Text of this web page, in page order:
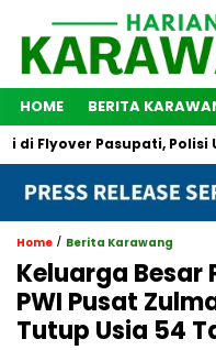
HOME BERITA
Pasupati, Polisi
Home / Berita Karawang
Keluarga Besar
PWI Pusat
Tutup Usia 54